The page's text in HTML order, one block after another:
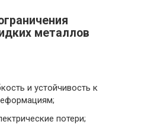
металлов
и устойчивость к
потери;